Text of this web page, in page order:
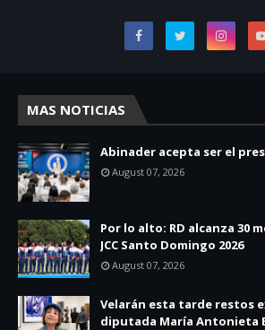
MAS NOTICIAS
Abinader acepta ser el
August 07, 2026
Por lo alto: RD alcanza 30
JCC Santo Domingo 2026
August 07, 2026
Velarán esta tarde restos
diputada María Antonieta